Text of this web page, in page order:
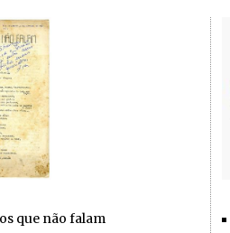
que não falam